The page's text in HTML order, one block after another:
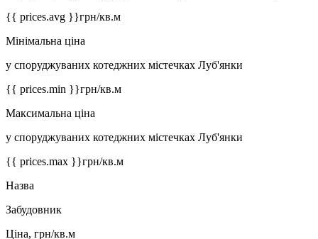
{{ prices.avg }}грн/кв.м
Мінімальна ціна
у споруджуваних котеджних містечках Луб'янки
{{ prices.min }}грн/кв.м
Максимальна ціна
у споруджуваних котеджних містечках Луб'янки
{{ prices.max }}грн/кв.м
Назва
Забудовник
Ціна, грн/кв.м